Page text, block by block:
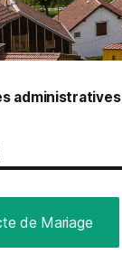
administratives
de Mariage